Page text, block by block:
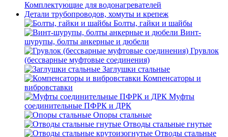
Комплектующие для водонагревателей
Детали трубопроводов, хомуты и крепеж
Болты, гайки и шайбы
Винт-
шурупы, болты анкерные и дюбели
Грувлок
(бессварные муфтовые соединения)
Заглушки стальные
Компенсаторы и
вибровставки
Муфты
соединительные ПФРК и ДРК
Опоры стальные
Отводы стальные гнутые
Отводы стальные